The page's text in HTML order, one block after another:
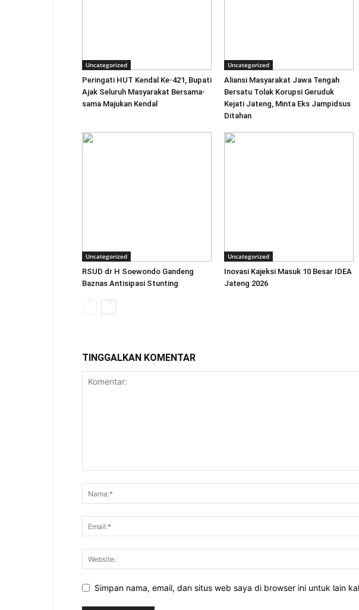
Uncategorized
Peringati HUT Kendal Ke-421, Bupati
Ajak Seluruh Masyarakat Bersama-
sama Majukan Kendal
Uncategorized
Aliansi Masyarakat Jawa Tengah
Bersatu Tolak Korupsi Geruduk
Kejati Jateng, Minta Eks Jampidsus
Ditahan
Uncategorized
RSUD dr H Soewondo Gandeng
Baznas Antisipasi Stunting
Uncategorized
Inovasi Kajeksi Masuk 10 Besar IDEA
Jateng 2026
TINGGALKAN KOMENTAR
Simpan nama, email, dan situs web saya di browser ini untuk lain